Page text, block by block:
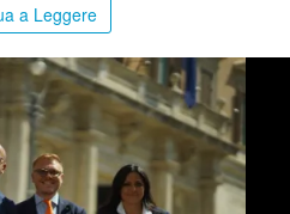
a Leggere